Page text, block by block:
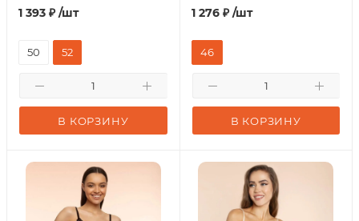
1 393 ₽ /шт
В КОРЗИНУ
50 52
1 276₽ /шт
В КОРЗИНУ
46